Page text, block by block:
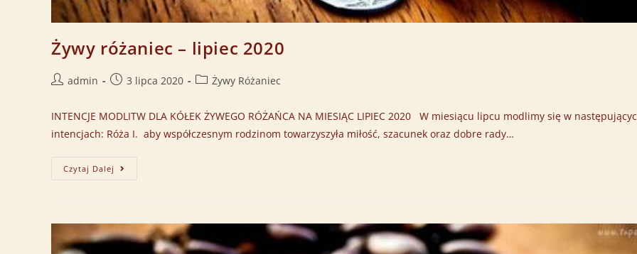
Żywy różaniec – lipiec 2020
admin 3 lipca 2020 Żywy Różaniec
INTENCJE MODLITW DLA KÓŁEK ŻYWEGO RÓŻAŃCA NA MIESIĄC LIPIEC 2020 W miesiącu lipcu modlimy się w
intencjach: Róża I. aby współczesnym rodzinom towarzyszyła miłość, szacunek oraz dobre rady…
Czytaj Dalej